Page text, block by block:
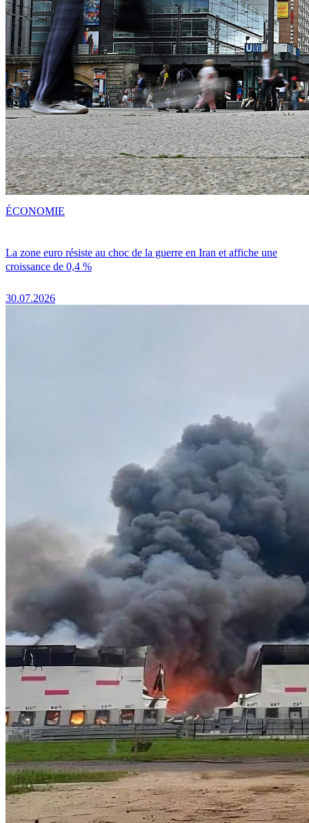
La zone euro résiste au choc de la guerre en Iran et affiche une
croissance de 0,4 %
30.07.2026
ÉCONOMIE